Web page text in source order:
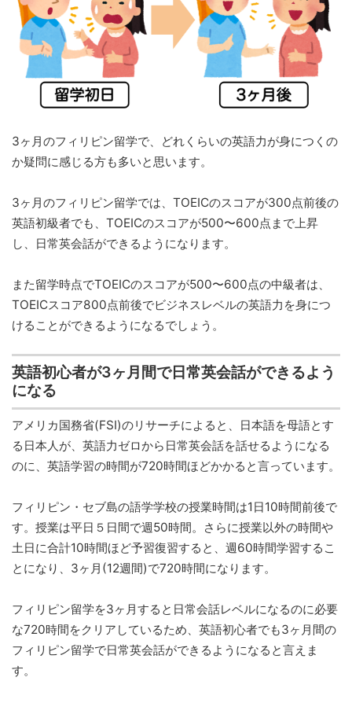
3ヶ月のフィリピン留学で、どれくらいの英語力が身につくの
か疑問に感じる方も多いと思います。
3ヶ月のフィリピン留学では、TOEICのスコアが300点前後の
英語初級者でも、TOEICのスコアが500〜600点まで上昇
し、日常英会話ができるようになります。
また留学時点でTOEICのスコアが500〜600点の中級者は、
TOEICスコア800点前後でビジネスレベルの英語力を身につ
けることができるようになるでしょう。
英語初心者が3ヶ月間で日常英会話ができるよう
になる
アメリカ国務省(FSI)のリサーチによると、日本語を母語とす
る日本人が、英語力ゼロから日常英会話を話せるようになる
のに、英語学習の時間が720時間ほどかかると言っています。
フィリピン・セブ島の語学学校の授業時間は1日10時間前後で
す。授業は平日５日間で週50時間。さらに授業以外の時間や
土日に合計10時間ほど予習復習すると、週60時間学習するこ
とになり、3ヶ月(12週間)で720時間になります。
フィリピン留学を3ヶ月すると日常会話レベルになるのに必要
な720時間をクリアしているため、英語初心者でも3ヶ月間の
フィリピン留学で日常英会話ができるようになると言えま
す。